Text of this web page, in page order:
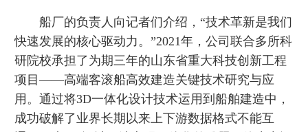
船厂的负责人向记者们介绍，“技术革新是我们
快速发展的核心驱动力。”2021年，公司联合多所科
研院校承担了为期三年的山东省重大科技创新工程
项目——高端客滚船高效建造关键技术研究与应
用。通过将3D一体化设计技术运用到船舶建造中，
成功破解了业界长期以来上下游数据格式不能互